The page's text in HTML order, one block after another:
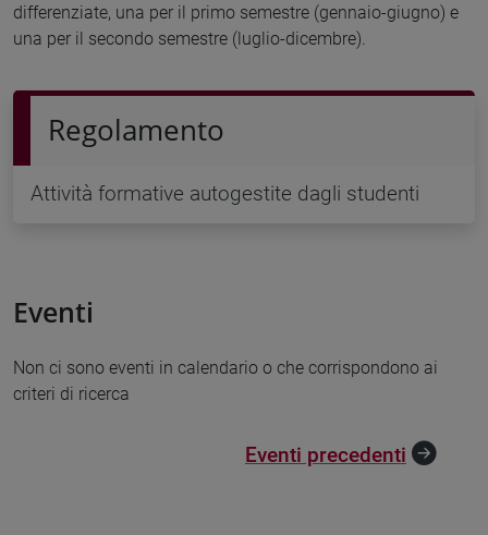
differenziate, una per il primo semestre (gennaio-giugno) e
una per il secondo semestre (luglio-dicembre).
Regolamento
Attività formative autogestite dagli studenti
Eventi
Non ci sono eventi in calendario o che corrispondono ai
criteri di ricerca
Eventi precedenti